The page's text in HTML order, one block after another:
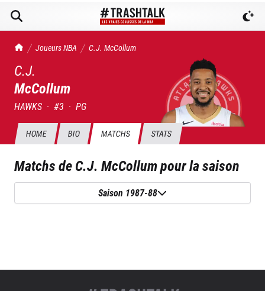
TrashTalk Actu NBA
Joueurs NBA C.J. McCollum
C.J.
McCollum
HAWKS · #3 · PG
HOME BIO MATCHS STATS
Matchs deC.J. McCollumpour la saison
Saison 1987-88